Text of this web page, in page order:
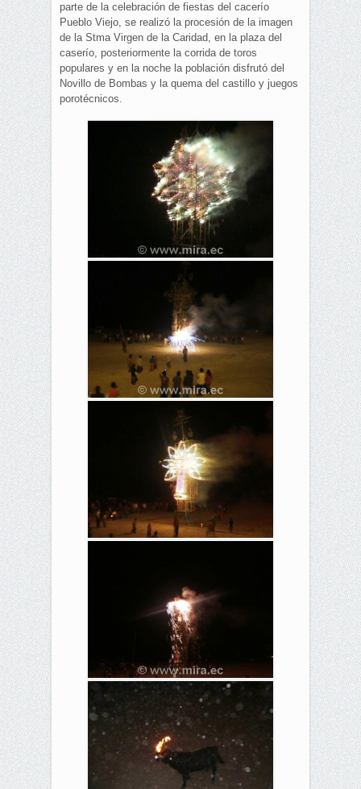
parte de la celebración de fiestas del cacerío
Pueblo Viejo, se realizó la procesión de la imagen
de la Stma Virgen de la Caridad, en la plaza del
caserío, posteriormente la corrida de toros
populares y en la noche la población disfrutó del
Novillo de Bombas y la quema del castillo y juegos
porotécnicos.